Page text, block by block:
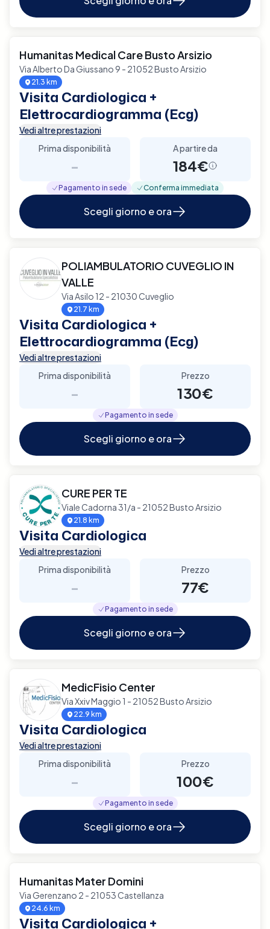
Humanitas Medical Care Busto Arsizio
Via Alberto Da Giussano 9 - 21052 Busto Arsizio
21.3 km
Visita Cardiologica +
Elettrocardiogramma (Ecg)
Vedi altre prestazioni
Prima disponibilità
-
A partire da
184€
Pagamento in sede Conferma immediata
Scegli giorno e ora
POLIAMBULATORIO CUVEGLIO IN
VALLE
Via Asilo 12 - 21030 Cuveglio
21.7 km
Visita Cardiologica +
Elettrocardiogramma (Ecg)
Vedi altre prestazioni
Prima disponibilità
-
Prezzo
130€
Pagamento in sede
Scegli giorno e ora
CURE PER TE
Viale Cadorna 31/a - 21052 Busto Arsizio
21.8 km
Visita Cardiologica
Vedi altre prestazioni
Prima disponibilità
-
Prezzo
77€
Pagamento in sede
Scegli giorno e ora
MedicFisio Center
Via Xxiv Maggio 1 - 21052 Busto Arsizio
22.9 km
Visita Cardiologica
Vedi altre prestazioni
Prima disponibilità
-
Prezzo
100€
Pagamento in sede
Scegli giorno e ora
Humanitas Mater Domini
Via Gerenzano 2 - 21053 Castellanza
24.6 km
Visita Cardiologica +